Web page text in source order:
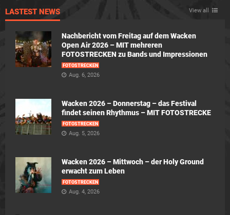
LASTEST NEWS View all
Nachbericht vom Freitag auf dem Wacken
Open Air 2026 – MIT mehreren
FOTOSTRECKEN zu Bands und Impressionen
FOTOSTRECKEN
Aug. 6, 2026
Wacken 2026 – Donnerstag – das Festival
findet seinen Rhythmus – MIT FOTOSTRECKE
FOTOSTRECKEN
Aug. 5, 2026
Wacken 2026 – Mittwoch – der Holy Ground
erwacht zum Leben
FOTOSTRECKEN
Aug. 4, 2026